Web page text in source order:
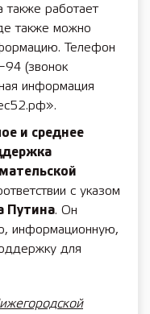
также работает
также можно
Телефон
(звонок
информация
и среднее
с указом
Путина. Он
информационную,
для